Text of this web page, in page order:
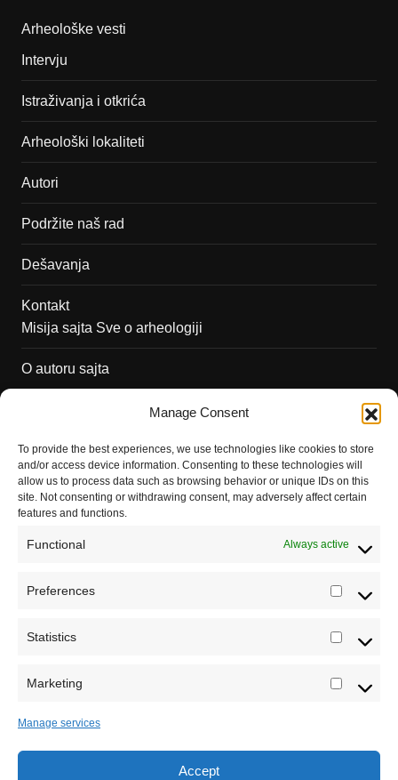
Manage Consent
To provide the best experiences, we use technologies like cookies to store
and/or access device information. Consenting to these technologies will
allow us to process data such as browsing behavior or unique IDs on this
site. Not consenting or withdrawing consent, may adversely affect certain
features and functions.
Functional Always active
Preferences
Statistics
Marketing
Manage services
Accept
Arheološke vesti
Intervju
Istraživanja i otkrića
Arheološki lokaliteti
Autori
Podržite naš rad
Dešavanja
Kontakt
Misija sajta Sve o arheologiji
O autoru sajta
Saradnja